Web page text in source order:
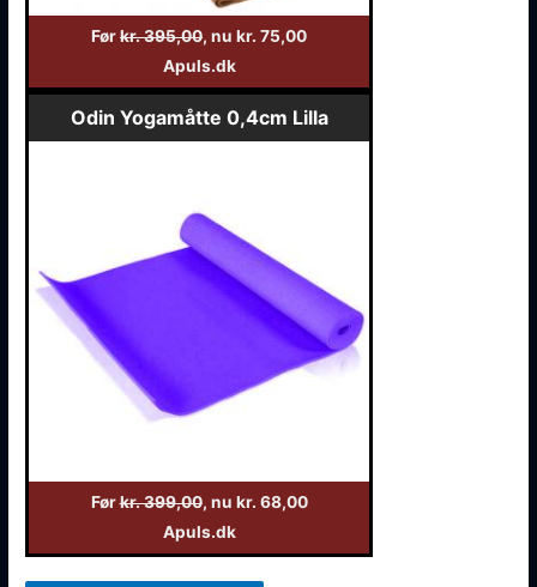
Førkr. 395,00, nu kr. 75,00
Apuls.dk
Odin Yogamåtte 0,4cm Lilla
Førkr. 399,00, nu kr. 68,00
Apuls.dk